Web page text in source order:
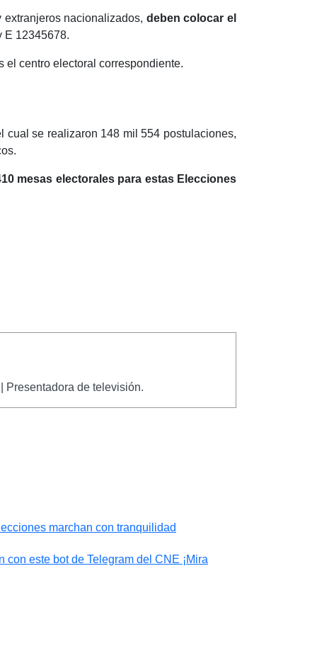
nacionalizados, deben colocar el
E 12345678.
el centro electoral correspondiente.
cual se realizaron 148 mil 554 postulaciones,
mesas electorales para estas Elecciones
Presentadora de televisión.
marchan con tranquilidad